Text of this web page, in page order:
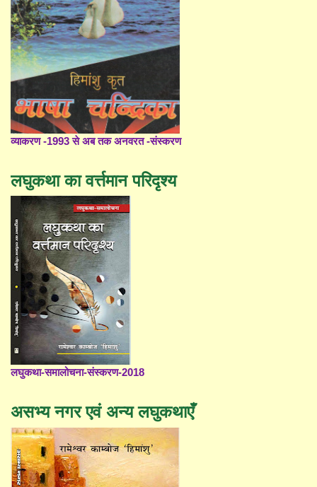
व्याकरण -1993 से अब तक अनवरत -संस्करण
लघुकथा का वर्त्तमान परिदृश्य
लघुकथा-समालोचना-संस्करण-2018
असभ्य नगर एवं अन्य लघुकथाएँ